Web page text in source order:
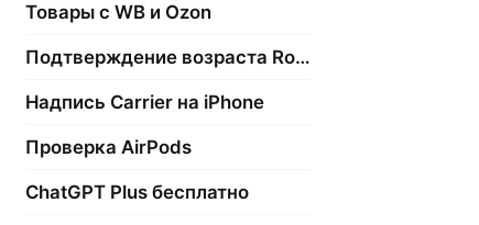
Товары с WB и Ozon
Подтверждение возраста Roblox
Надпись Carrier на iPhone
Проверка AirPods
ChatGPT Plus бесплатно